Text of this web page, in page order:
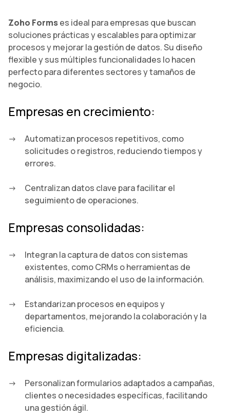
Zoho Formses ideal para empresas que buscan
soluciones prácticas y escalables para optimizar
procesos y mejorar la gestión de datos. Su diseño
flexible y sus múltiples funcionalidades lo hacen
perfecto para diferentes sectores y tamaños de
negocio.
Empresas en crecimiento:
Automatizan procesos repetitivos, como
solicitudes o registros, reduciendo tiempos y
errores.
Centralizan datos clave para facilitar el
seguimiento de operaciones.
Empresas consolidadas:
Integran la captura de datos con sistemas
existentes, como CRMs o herramientas de
análisis, maximizando el uso de la información.
Estandarizan procesos en equipos y
departamentos, mejorando la colaboración y la
eficiencia.
Empresas digitalizadas:
Personalizan formularios adaptados a campañas,
clientes o necesidades específicas, facilitando
una gestión ágil.